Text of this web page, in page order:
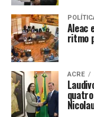
Aleac
ritmo
ACRE